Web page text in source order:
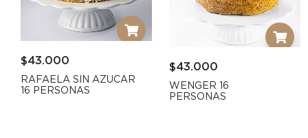
$43.000
RAFAELA SIN AZUCAR
16 PERSONAS
$43.000
WENGER 16
PERSONAS